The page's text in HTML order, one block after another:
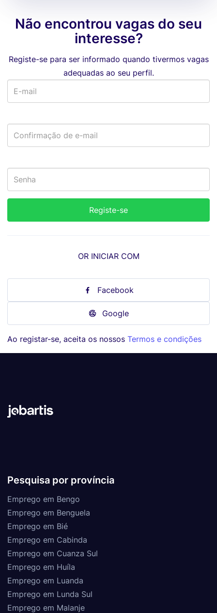
Não encontrou vagas do seu
interesse?
Registe-se para ser informado quando tivermos vagas
adequadas ao seu perfil.
OR INICIAR COM
Facebook
Google
Ao registar-se, aceita os nossos Termos e condições
Pesquisa por província
Emprego em Bengo
Emprego em Benguela
Emprego em Bié
Emprego em Cabinda
Emprego em Cuanza Sul
Emprego em Huíla
Emprego em Luanda
Emprego em Lunda Sul
Emprego em Malanje